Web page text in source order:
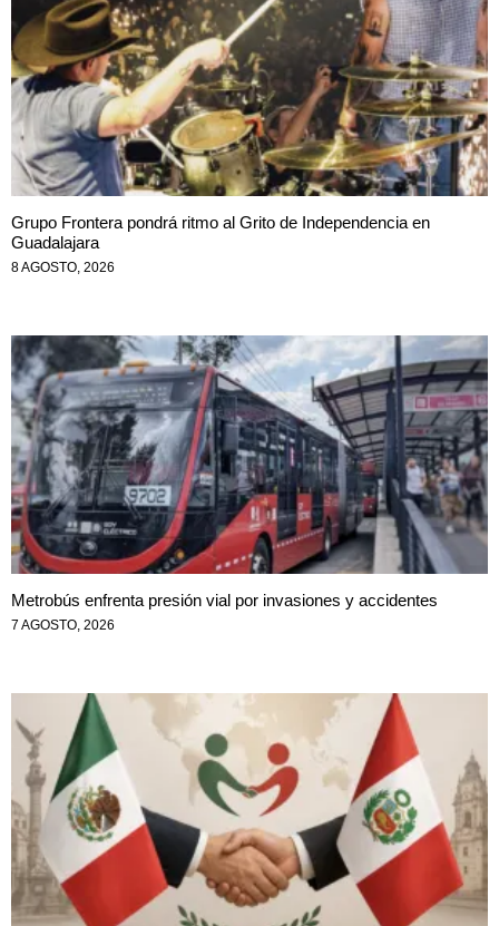
Grupo Frontera pondrá ritmo al Grito de Independencia en
Guadalajara
8 AGOSTO, 2026
Metrobús enfrenta presión vial por invasiones y accidentes
7 AGOSTO, 2026